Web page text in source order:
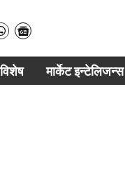
मार्केट इन्टेलिजन्स